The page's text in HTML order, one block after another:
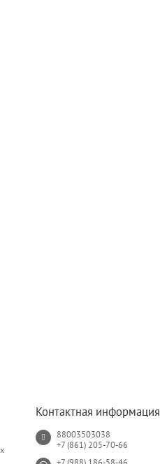
Контактная информация
88003503038
+7 (861) 205-70-66